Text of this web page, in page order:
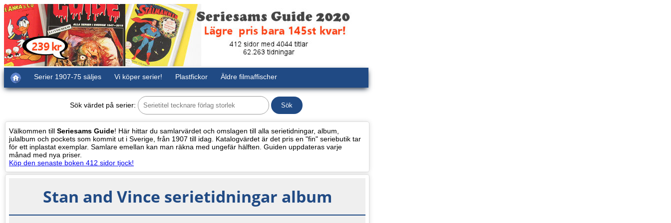
Serier 1907-75 säljes Vi köper serier! Plastfickor Äldre filmaffischer
Sök värdet på serier:
Välkommen till Seriesams Guide! Här hittar du samlarvärdet och omslagen till alla serietidningar, album,
julalbum och pockets som kommit ut i Sverige, från 1907 till idag. Katalogvärdet är det pris en "fin" seriebutik tar
för ett inplastat exemplar. Samlare emellan kan man räkna med ungefär hälften. Guiden uppdateras varje
månad med nya priser.
Köp den senaste boken 412 sidor tjock!
Stan and Vince serietidningar album